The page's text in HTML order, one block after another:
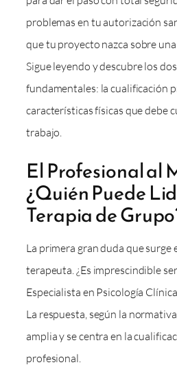
problemas en tu autorización
que tu proyecto nazca sobre
Sigue leyendo y descubre los
fundamentales: la cualificación
características físicas que debe
trabajo.
El Profesional al
¿Quién Puede
Terapia de
La primera gran duda que surge
terapeuta. ¿Es imprescindible
Especialista en Psicología
La respuesta, según la
amplia y se centra en la
profesional.